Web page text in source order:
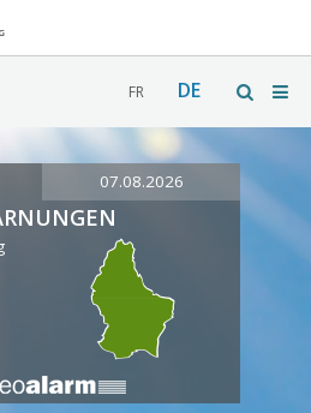
FR DE
07.08.2026